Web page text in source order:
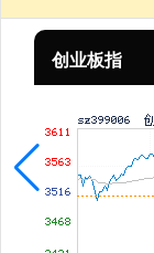
创业板指